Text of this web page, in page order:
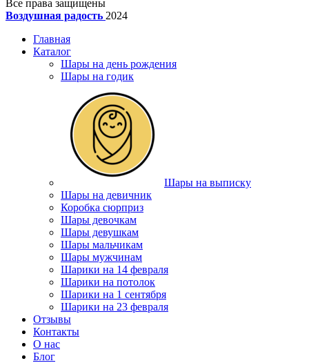
Все права защищены
Воздушная радость 2024
Главная
Каталог
Шары на день рождения
Шары на годик
Шары на выписку
Шары на девичник
Коробка сюрприз
Шары девочкам
Шары девушкам
Шары мальчикам
Шары мужчинам
Шарики на 14 февраля
Шарики на потолок
Шарики на 1 сентября
Шарики на 23 февраля
Отзывы
Контакты
О нас
Блог